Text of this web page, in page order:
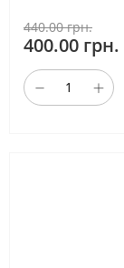
440.00 грн.
400.00 грн.